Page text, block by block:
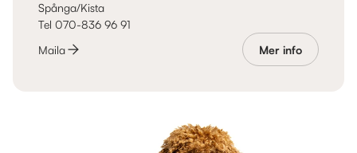
Spånga/Kista
Tel 070-836 96 91
Maila
Mer info